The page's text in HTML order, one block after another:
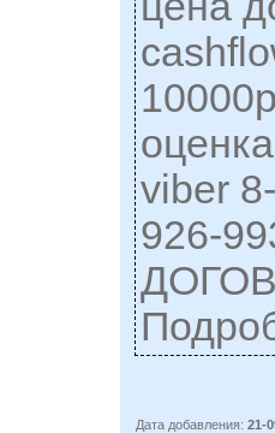
viber
926-
Дата добавления:21-